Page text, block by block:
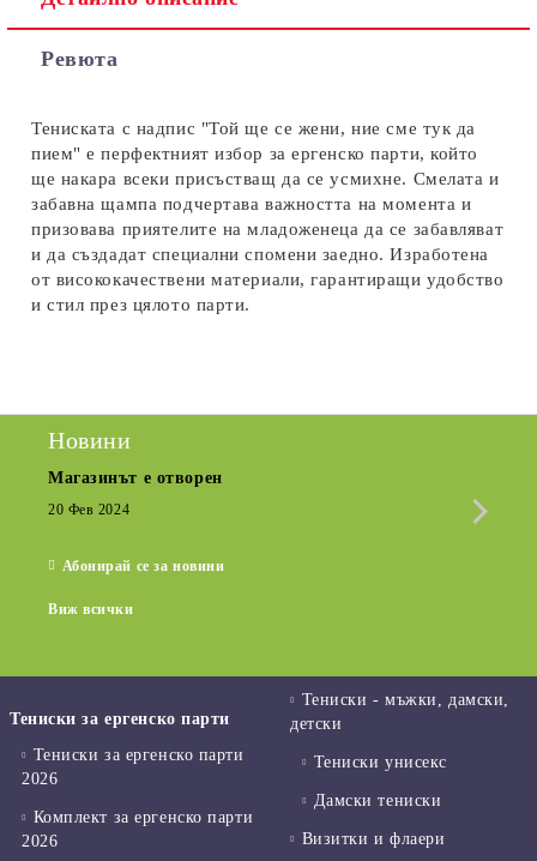
Ревюта
Тениската с надпис "Той ще се жени, ние сме тук да
пием" е перфектният избор за ергенско парти, който
ще накара всеки присъстващ да се усмихне. Смелата и
забавна щампа подчертава важността на момента и
призовава приятелите на младоженеца да се забавляват
и да създадат специални спомени заедно. Изработена
от висококачествени материали, гарантиращи удобство
и стил през цялото парти.
Новини
Магазинът е отворен
20 Фев 2024
Абонирай се за новини
Виж всички
Тениски за ергенско парти
Тениски за ергенско парти
2026
Комплект за ергенско парти
2026
Тениски - мъжки, дамски,
детски
Тениски унисекс
Дамски тениски
Визитки и флаери